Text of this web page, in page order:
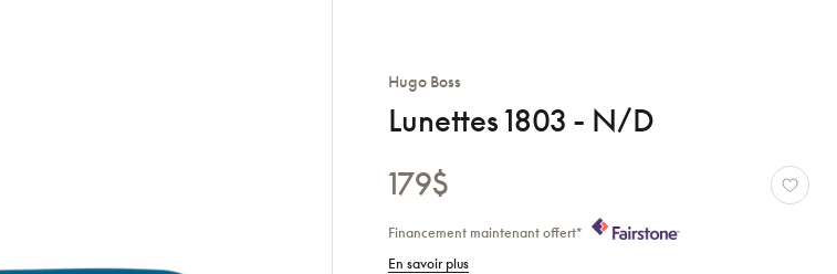
Hugo Boss
Lunettes 1803 - N/D
179$
Financement maintenant offert*
En savoir plus